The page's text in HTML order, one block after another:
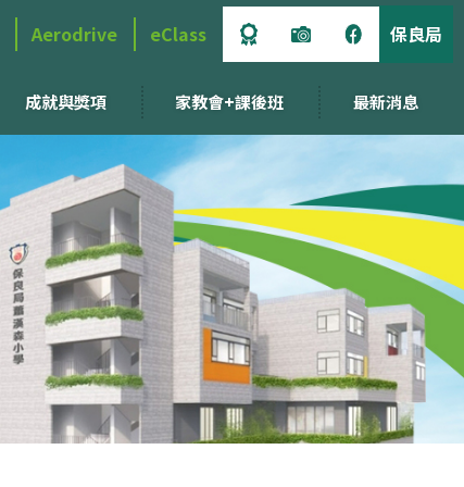
Aerodrive eClass 保良局
成就與獎項 家教會+課後班 最新消息